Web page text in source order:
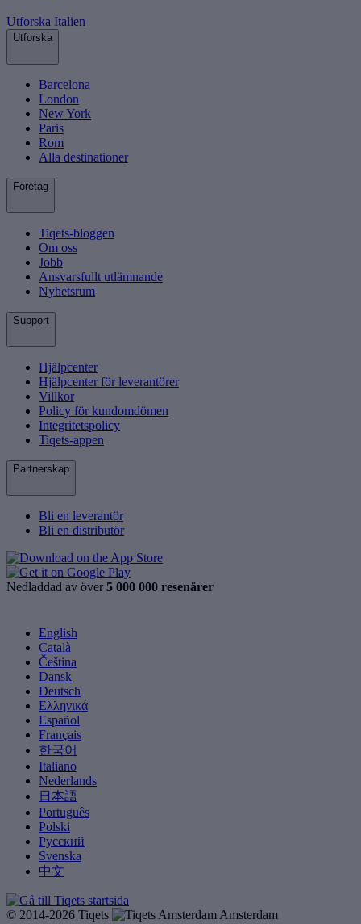
Utforska Italien
Utforska
Barcelona
London
New York
Paris
Rom
Alla destinationer
Företag
Tiqets-bloggen
Om oss
Jobb
Ansvarsfullt utlämnande
Nyhetsrum
Support
Hjälpcenter
Hjälpcenter för leverantörer
Villkor
Policy för kundomdömen
Integritetspolicy
Tiqets-appen
Partnerskap
Bli en leverantör
Bli en distributör
Nedladdad av över 5 000 000 resenärer
English
Català
Čeština
Dansk
Deutsch
Ελληνικά
Español
Français
한국어
Italiano
Nederlands
日本語
Português
Polski
Русский
Svenska
中文
© 2014-2026 Tiqets Amsterdam